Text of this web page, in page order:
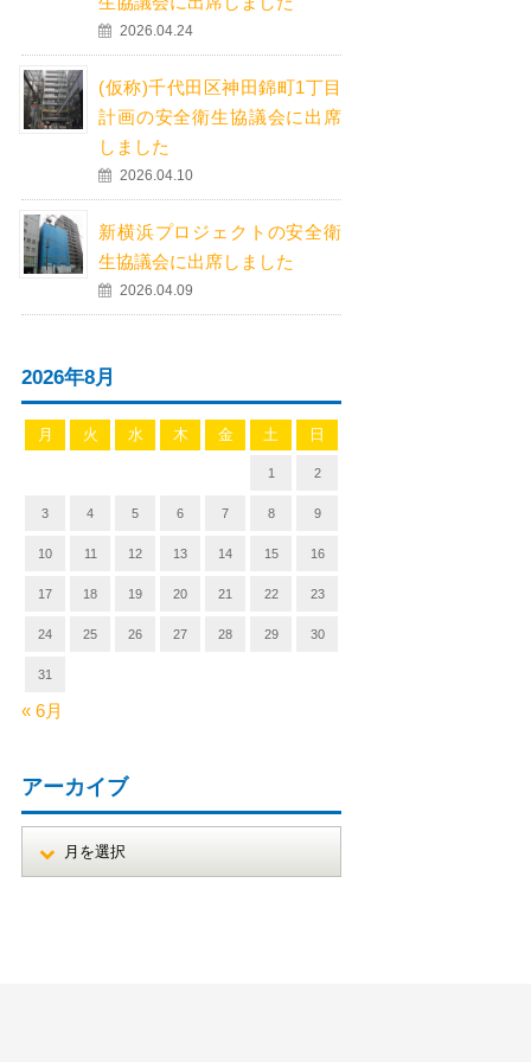
2026.04.24
(仮称)千代田区神田錦町1丁目
計画の安全衛生協議会に出席
しました
2026.04.10
新横浜プロジェクトの安全衛
生協議会に出席しました
2026.04.09
2026年8月
月 火 水 木 金 土 日
1 2
3 4 5 6 7 8 9
10 11 12 13 14 15 16
17 18 19 20 21 22 23
24 25 26 27 28 29 30
31
« 6月
アーカイブ